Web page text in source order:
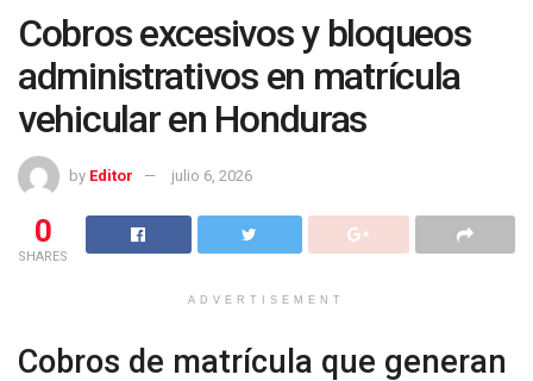
Cobros excesivos y bloqueos
administrativos en matrícula
vehicular en Honduras
by Editor julio 6, 2026
0
SHARES
ADVERTISEMENT
Cobros de matrícula que generan